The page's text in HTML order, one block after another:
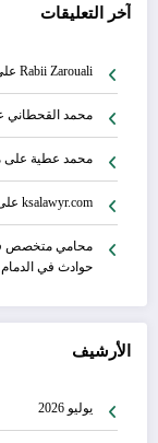
آخر التعليقات
Rabii Zarouali
محمد القحطاني
محمد عطية على
ksalawyr.com
محامي متخصص
حوادث في الدمام
الأرشيف
يوليو 2026